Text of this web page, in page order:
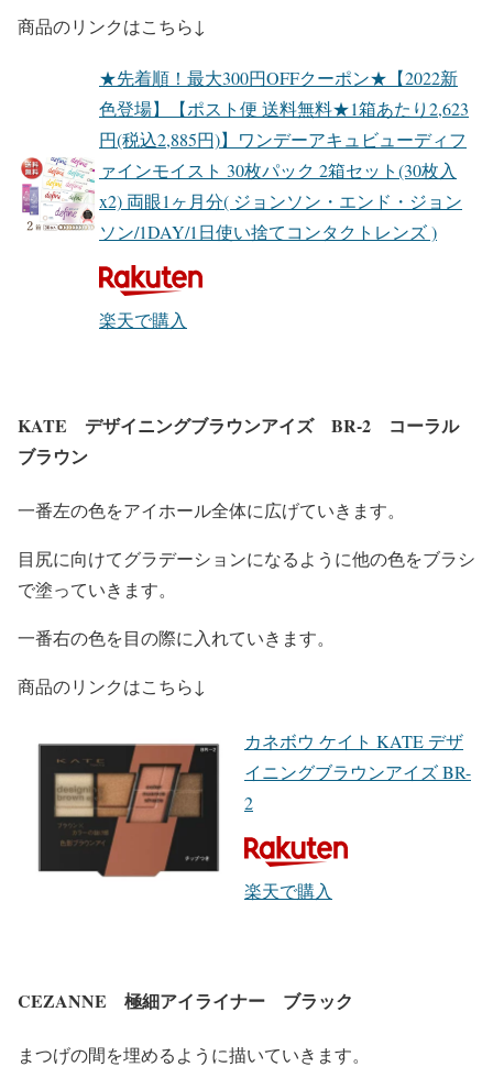
商品のリンクはこちら↓
★先着順！最大300円OFFクーポン★【2022新
色登場】【ポスト便 送料無料★1箱あたり2,623
円(税込2,885円)】ワンデーアキュビューディフ
ァインモイスト 30枚パック 2箱セット(30枚入
x2) 両眼1ヶ月分( ジョンソン・エンド・ジョン
ソン/1DAY/1日使い捨てコンタクトレンズ )
楽天で購入
KATE デザイニングブラウンアイズ BR-2 コーラル
ブラウン
一番左の色をアイホール全体に広げていきます。
目尻に向けてグラデーションになるように他の色をブラシ
で塗っていきます。
一番右の色を目の際に入れていきます。
商品のリンクはこちら↓
カネボウ ケイト KATE デザ
イニングブラウンアイズ BR-
2
楽天で購入
CEZANNE 極細アイライナー ブラック
まつげの間を埋めるように描いていきます。